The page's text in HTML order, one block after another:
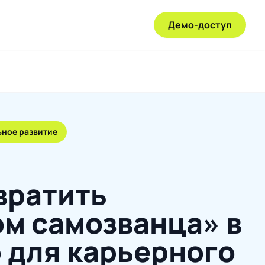
Демо-доступ
развитие
самозванца» в
карьерного